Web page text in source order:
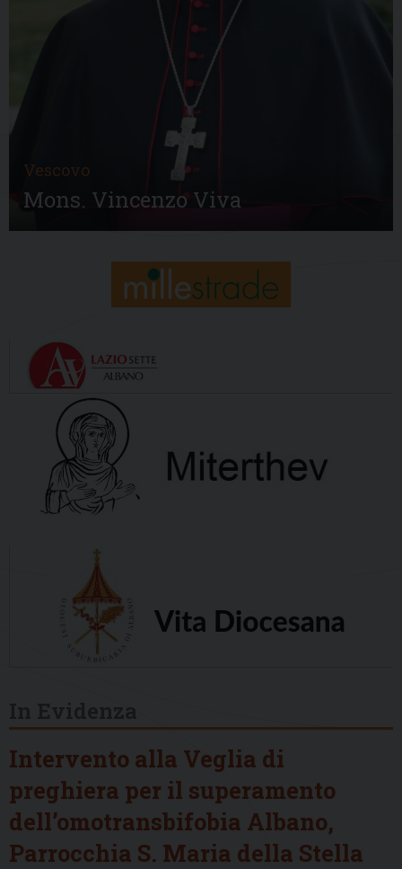
Vescovo
Mons. Vincenzo Viva
Intervento alla Veglia di
preghiera per il superamento
dell’omotransbifobia Albano,
Parrocchia S. Maria della Stella